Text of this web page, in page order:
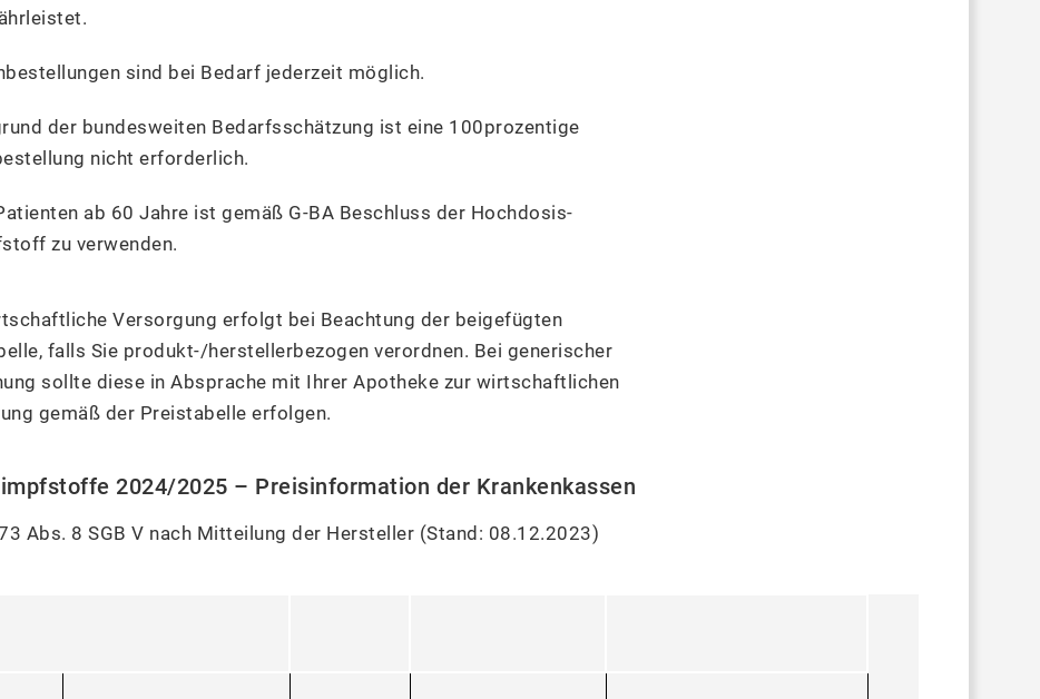
sind bei Bedarf jederzeit möglich.
der bundesweiten Bedarfsschätzung ist eine 100prozentige
nicht erforderlich.
ab 60 Jahre ist gemäß G-BA Beschluss der Hochdosis-
zu verwenden.
Versorgung erfolgt bei Beachtung der beigefügten
falls Sie produkt-/herstellerbezogen verordnen. Bei generischer
sollte diese in Absprache mit Ihrer Apotheke zur wirtschaftlichen
gemäß der Preistabelle erfolgen.
2024/2025 – Preisinformation der Krankenkassen
Abs. 8 SGB V nach Mitteilung der Hersteller (Stand: 08.12.2023)